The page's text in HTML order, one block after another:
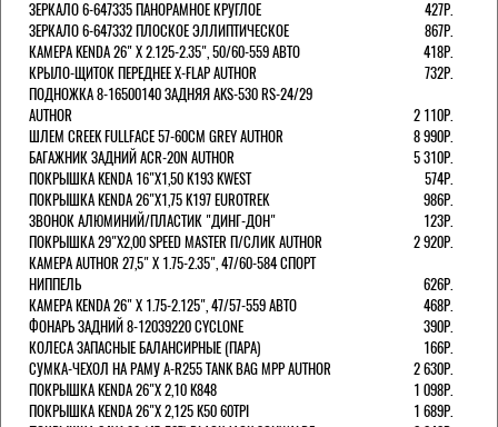
ЗЕРКАЛО 6-647335 ПАНОРАМНОЕ КРУГЛОЕ
427Р.
ЗЕРКАЛО 6-647332 ПЛОСКОЕ ЭЛЛИПТИЧЕСКОЕ
867Р.
КАМЕРА KENDA 26" Х 2.125-2.35", 50/60-559 АВТО
418Р.
КРЫЛО-ЩИТОК ПЕРЕДНЕЕ X-FLAP AUTHOR
732Р.
ПОДНОЖКА 8-16500140 ЗАДНЯЯ AKS-530 RS-24/29
AUTHOR
2 110Р.
ШЛЕМ CREEK FULLFACE 57-60СМ GREY AUTHOR
8 990Р.
БАГАЖНИК ЗАДНИЙ ACR-20N AUTHOR
5 310Р.
ПОКРЫШКА KENDA 16"Х1,50 K193 KWEST
574Р.
ПОКРЫШКА KENDA 26"Х1,75 K197 EUROTREK
986Р.
ЗВОНОК АЛЮМИНИЙ/ПЛАСТИК "ДИНГ-ДОН"
123Р.
ПОКРЫШКА 29"Х2,00 SPEED MASTER П/СЛИК AUTHOR
2 920Р.
КАМЕРА AUTHOR 27,5" Х 1.75-2.35", 47/60-584 СПОРТ
НИППЕЛЬ
626Р.
КАМЕРА KENDA 26" Х 1.75-2.125", 47/57-559 АВТО
468Р.
ФОНАРЬ ЗАДНИЙ 8-12039220 CYCLONE
390Р.
КОЛЕСА ЗАПАСНЫЕ БАЛАНСИРНЫЕ (ПАРА)
166Р.
CУМКА-ЧЕХОЛ НА РАМУ A-R255 TANK BAG MPP AUTHOR
2 630Р.
ПОКРЫШКА KENDA 26"Х 2,10 K848
1 098Р.
ПОКРЫШКА KENDA 26"Х 2,125 K50 60TPI
1 689Р.